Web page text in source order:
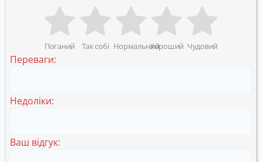
Поганий Так собі НормальнийХороший Чудовий
Переваги:
Недоліки:
Ваш відгук: